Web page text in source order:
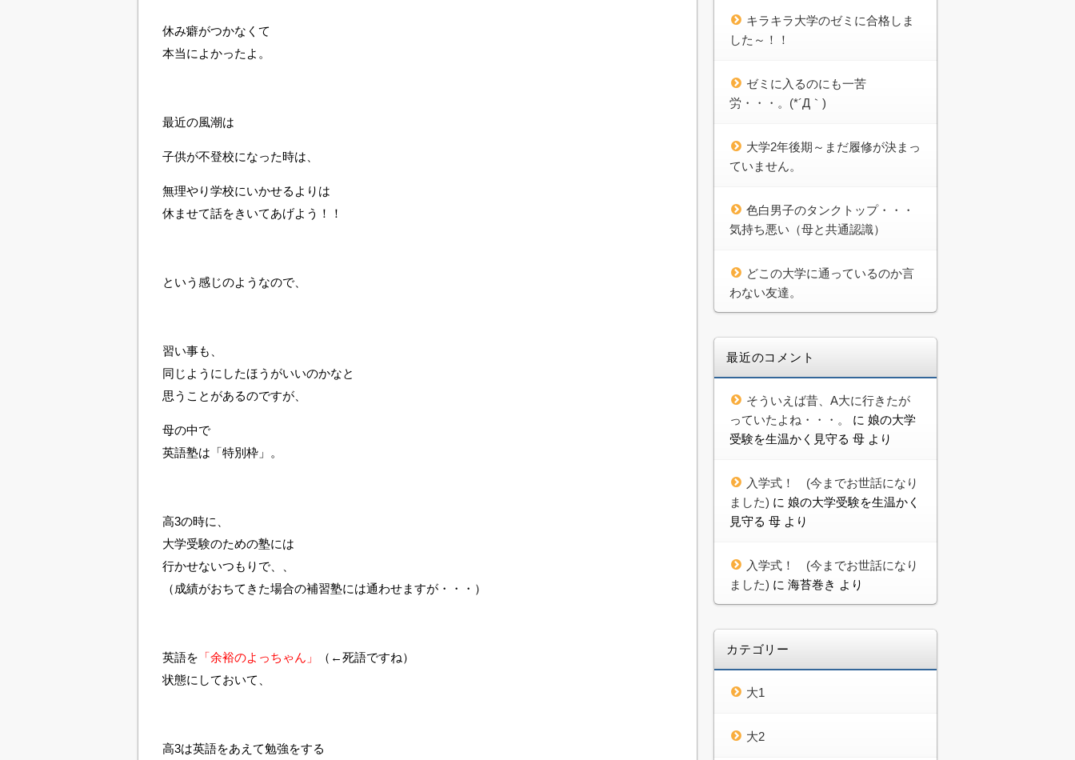
休み癖がつかなくて
本当によかったよ。
最近の風潮は
子供が不登校になった時は、
無理やり学校にいかせるよりは
休ませて話をきいてあげよう！！
という感じのようなので、
習い事も、
同じようにしたほうがいいのかなと
思うことがあるのですが、
母の中で
英語塾は「特別枠」。
高3の時に、
大学受験のための塾には
行かせないつもりで、、
（成績がおちてきた場合の補習塾には通わせますが・・・）
英語を 「余裕のよっちゃん」
（←死語ですね）
状態にしておいて、
高3は英語をあえて勉強をする
キラキラ大学のゼミに合格しま
した～！！
ゼミに入るのにも一苦
労・・・。(*´Д｀)
大学2年後期～まだ履修が決まっ
ていません。
色白男子のタンクトップ・・・
気持ち悪い（母と共通認識）
どこの大学に通っているのか言
わない友達。
最近のコメント
そういえば昔、A大に行きたが
っていたよね・・・。
に 娘の大学
受験を生温かく見守る 母 より
入学式！ (今までお世話になり
ました) に 娘の大学受験を生温かく
見守る 母 より
入学式！ (今までお世話になり
ました) に 海苔巻き より
カテゴリー
大1
大2